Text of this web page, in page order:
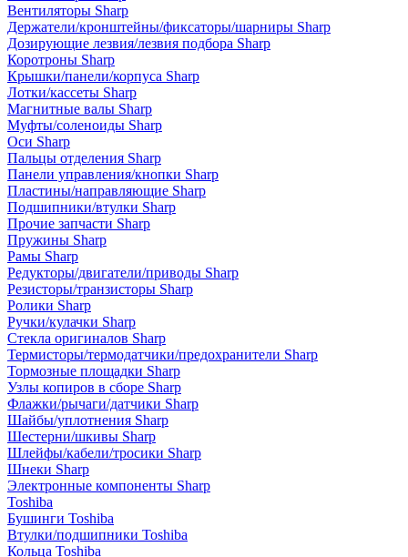
Вентиляторы Sharp
Держатели/кронштейны/фиксаторы/шарниры Sharp
Дозирующие лезвия/лезвия подбора Sharp
Коротроны Sharp
Крышки/панели/корпуса Sharp
Лотки/кассеты Sharp
Магнитные валы Sharp
Муфты/соленоиды Sharp
Оси Sharp
Пальцы отделения Sharp
Панели управления/кнопки Sharp
Пластины/направляющие Sharp
Подшипники/втулки Sharp
Прочие запчасти Sharp
Пружины Sharp
Рамы Sharp
Редукторы/двигатели/приводы Sharp
Резисторы/транзисторы Sharp
Ролики Sharp
Ручки/кулачки Sharp
Стекла оригиналов Sharp
Термисторы/термодатчики/предохранители Sharp
Тормозные площадки Sharp
Узлы копиров в сборе Sharp
Флажки/рычаги/датчики Sharp
Шайбы/уплотнения Sharp
Шестерни/шкивы Sharp
Шлейфы/кабели/тросики Sharp
Шнеки Sharp
Электронные компоненты Sharp
Toshiba
Бушинги Toshiba
Втулки/подшипники Toshiba
Кольца Toshiba